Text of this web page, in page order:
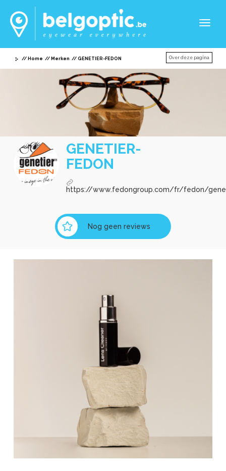
Home Merken GENETIER-FEDON Over deze pagina
GENETIER-
FEDON
https://www.fedongroup.com/fr/fedon/
Nog geen reviews